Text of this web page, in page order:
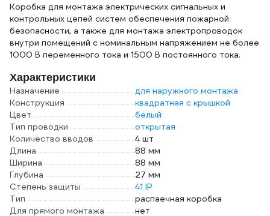
Коробка для монтажа электрических сигнальных и
контрольных цепей систем обеспечения пожарной
безопасности, а также для монтажа электропроводок
внутри помещений с номинальным напряжением не более
1000 В переменного тока и 1500 В постоянного тока.
Характеристики
Назначение
для наружного монтажа
Конструкция
квадратная с крышкой
Цвет
белый
Тип проводки
открытая
Количество вводов
4 шт
Длина
88 мм
Ширина
88 мм
Глубина
27 мм
Степень защиты
41 IP
Тип
распаечная коробка
Для прямого монтажа
нет